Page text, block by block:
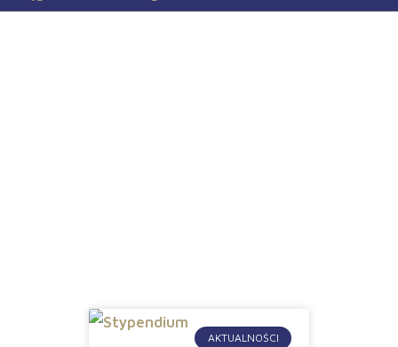
AKTUALNOŚCI